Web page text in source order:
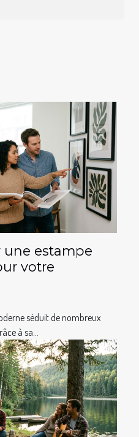
estampe
votre
séduit de nombreux
à sa...